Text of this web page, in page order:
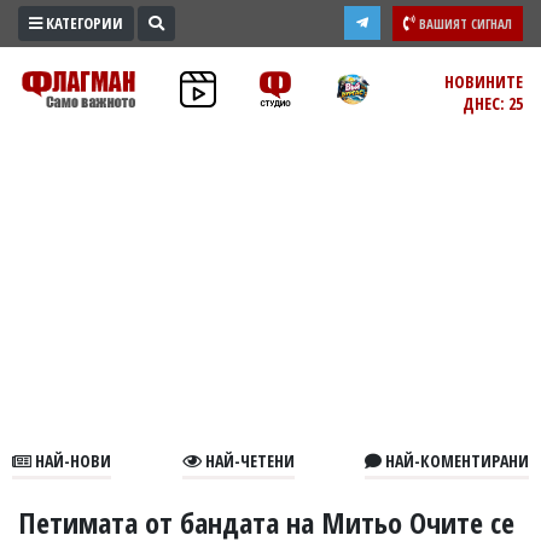
ПРОМО
ЗОНА
В
КАТЕГОРИИ ВАШИЯТ СИГНАЛ
НОВИНИТЕ
ДНЕС: 25
НАЙ-НОВИ НАЙ-ЧЕТЕНИ НАЙ-КОМЕНТИРАНИ
Петимата от бандата на Митьо Очите се